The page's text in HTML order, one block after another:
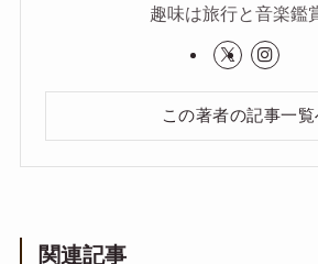
趣味は旅行と音楽鑑
この著者の記事一覧
関連記事